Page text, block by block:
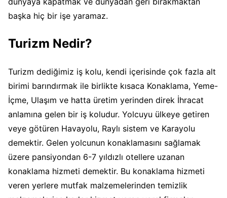
başka hiç bir işe yaramaz.
Turizm Nedir?
Turizm dediğimiz iş kolu, kendi içerisinde çok fazla alt
birimi barındırmak ile birlikte kısaca Konaklama, Yeme-
İçme, Ulaşım ve hatta üretim yerinden direk İhracat
anlamına gelen bir iş koludur. Yolcuyu ülkeye getiren
veye götüren Havayolu, Raylı sistem ve Karayolu
demektir. Gelen yolcunun konaklamasını sağlamak
üzere pansiyondan 6-7 yıldızlı otellere uzanan
konaklama hizmeti demektir. Bu konaklama hizmeti
veren yerlere mutfak malzemelerinden temizlik